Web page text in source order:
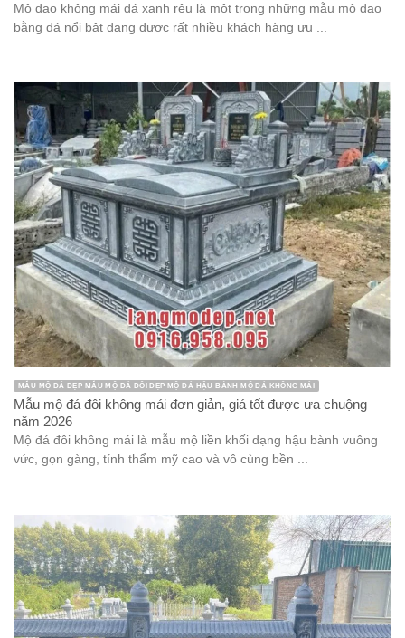
Mộ đạo không mái đá xanh rêu là một trong những mẫu mộ đạo
bằng đá nổi bật đang được rất nhiều khách hàng ưu ...
MẪU MỘ ĐÁ ĐẸP MẪU MỘ ĐÁ ĐÔI ĐẸP MỘ ĐÁ HẬU BÀNH MỘ ĐÁ KHÔNG MÁI
Mẫu mộ đá đôi không mái đơn giản, giá tốt được ưa chuộng
năm 2026
Mộ đá đôi không mái là mẫu mộ liền khối dạng hậu bành vuông
vức, gọn gàng, tính thẩm mỹ cao và vô cùng bền ...